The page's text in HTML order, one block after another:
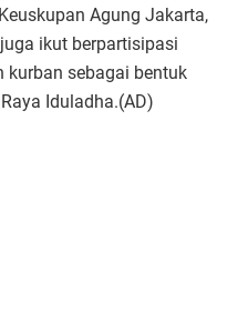
Agung Jakarta,
ikut berpartisipasi
kurban sebagai bentuk
Iduladha.(AD)